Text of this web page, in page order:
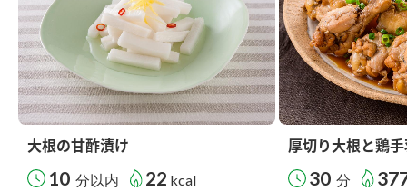
大根の甘酢漬け
10 分以内 22 kcal
厚切り大根と鶏
30 分